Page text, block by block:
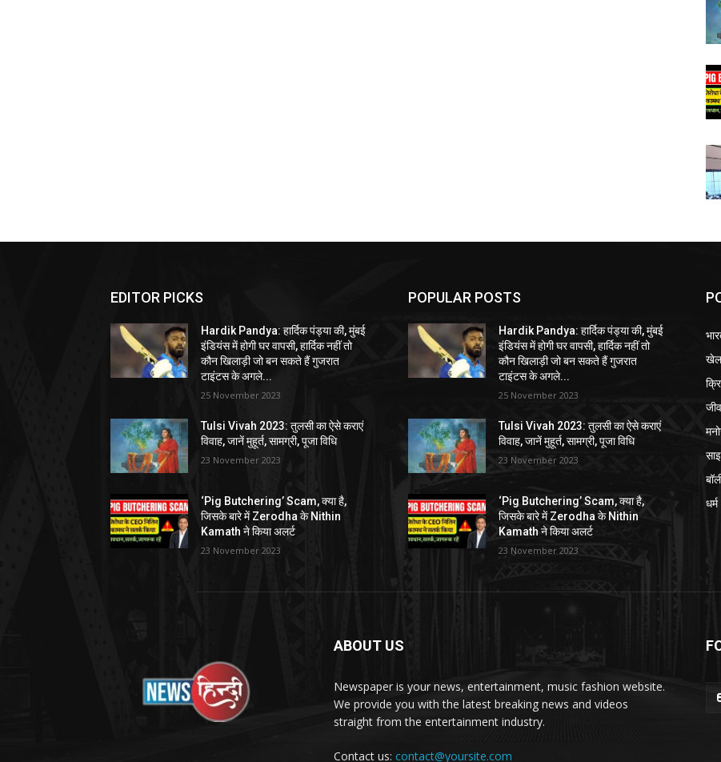
EDITOR PICKS
Hardik Pandya: हार्दिक पंड्या की, मुंबई
इंडियंस में होगी घर वापसी, हार्दिक नहीं तो
कौन खिलाड़ी जो बन सकते हैं गुजरात
टाइंटस के अगले...
25 November 2023
Tulsi Vivah 2023: तुलसी का ऐसे कराएं
विवाह, जानें मुहूर्त, सामग्री, पूजा विधि
23 November 2023
‘Pig Butchering’ Scam, क्या है,
जिसके बारे में Zerodha के Nithin
Kamath ने किया अलर्ट
23 November 2023
POPULAR POSTS
Hardik Pandya: हार्दिक पंड्या की, मुंबई
इंडियंस में होगी घर वापसी, हार्दिक नहीं तो
कौन खिलाड़ी जो बन सकते हैं गुजरात
टाइंटस के अगले...
25 November 2023
Tulsi Vivah 2023: तुलसी का ऐसे कराएं
विवाह, जानें मुहूर्त, सामग्री, पूजा विधि
23 November 2023
‘Pig Butchering’ Scam, क्या है,
जिसके बारे में Zerodha के Nithin
Kamath ने किया अलर्ट
23 November 2023
खेल
धर्म
ABOUT US
Newspaper is your news, entertainment, music fashion website.
We provide you with the latest breaking news and videos
straight from the entertainment industry.
Contact us: contact@yoursite.com